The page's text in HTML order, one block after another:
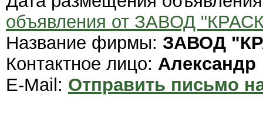
объявления от ЗАВОД
Название фирмы: ЗАВОД
Контактное лицо: Александр
E-Mail: Отправить письмо